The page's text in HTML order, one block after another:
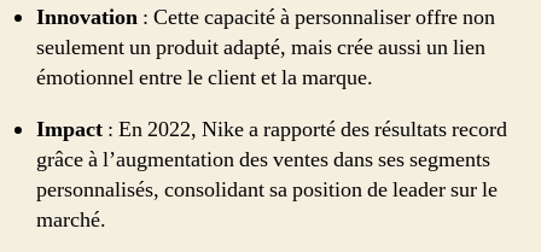
Innovation : Cette capacité à personnaliser offre non
seulement un produit adapté, mais crée aussi un lien
émotionnel entre le client et la marque.
Impact : En 2022, Nike a rapporté des résultats record
grâce à l’augmentation des ventes dans ses segments
personnalisés, consolidant sa position de leader sur le
marché.